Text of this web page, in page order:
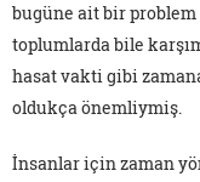
bugüne ait bir problem
toplumlarda bile
hasat vakti gibi
oldukça önemliymiş.
İnsanlar için zaman